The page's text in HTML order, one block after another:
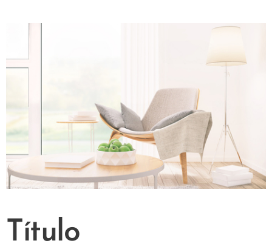
Título